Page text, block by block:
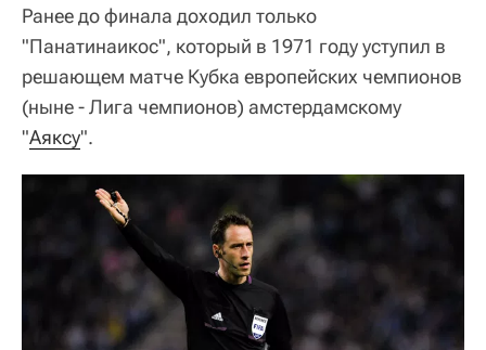
Ранее до финала доходил только
"Панатинаикос", который в 1971 году уступил в
решающем матче Кубка европейских чемпионов
(ныне - Лига чемпионов) амстердамскому
"Аяксу".